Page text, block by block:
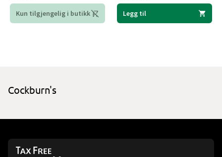
Kun tilgjengelig i butikk Legg til
Cockburn's